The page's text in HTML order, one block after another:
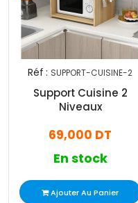
Réf : SUPPORT-CUISINE-2
Support Cuisine 2
Niveaux
69,000 DT
En stock
Ajouter Au Panier